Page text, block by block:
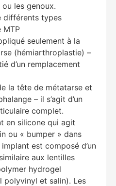
les genoux.
différents types
MTP
seulement à la
(hémiarthroplastie) –
d’un remplacement
la tête de métatarse et
– il s’agit d’un
complet.
en silicone qui agit
ou « bumper » dans
est composé d’un
aux lentilles
hydrogel
polyvinyl et salin). Les
AI Agent